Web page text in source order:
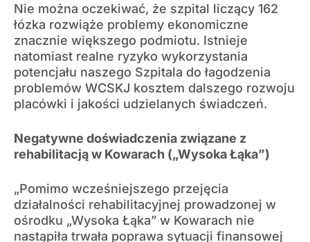
Nie można oczekiwać, że szpital liczący 162
łózka rozwiąże problemy ekonomiczne
znacznie większego podmiotu. Istnieje
natomiast realne ryzyko wykorzystania
potencjału naszego Szpitala do łagodzenia
problemów WCSKJ kosztem dalszego rozwoju
placówki i jakości udzielanych świadczeń.
Negatywne doświadczenia związane z
rehabilitacją w Kowarach („Wysoka Łąka”)
„Pomimo wcześniejszego przejęcia
działalności rehabilitacyjnej prowadzonej w
ośrodku „Wysoka Łąka” w Kowarach nie
nastąpiła trwała poprawa sytuacji finansowej